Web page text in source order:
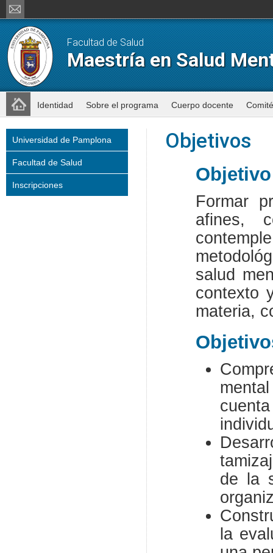
Facultad de Salud
Maestría en Salud
Identidad Sobre el programa Cuerpo docente
Universidad de Pamplona
Facultad de Salud
Inscripciones
Objetivos
Formar
afines,
salud
contexto
materia,
de la
la